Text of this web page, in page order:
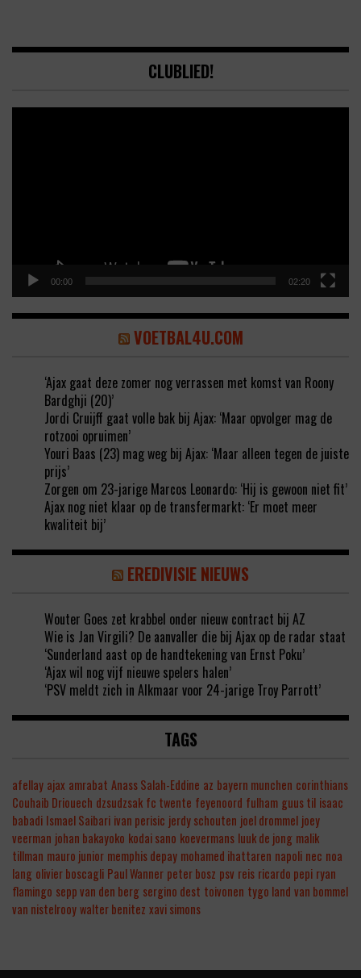
CLUBLIED!
00:00 02:20
VOETBAL4U.COM
‘Ajax gaat deze zomer nog verrassen met komst van Roony
Bardghji (20)’
Jordi Cruijff gaat volle bak bij Ajax: ‘Maar opvolger mag de
rotzooi opruimen’
Youri Baas (23) mag weg bij Ajax: ‘Maar alleen tegen de juiste
prijs’
Zorgen om 23-jarige Marcos Leonardo: ‘Hij is gewoon niet fit’
Ajax nog niet klaar op de transfermarkt: ‘Er moet meer
kwaliteit bij’
EREDIVISIE NIEUWS
Wouter Goes zet krabbel onder nieuw contract bij AZ
Wie is Jan Virgili? De aanvaller die bij Ajax op de radar staat
‘Sunderland aast op de handtekening van Ernst Poku’
‘Ajax wil nog vijf nieuwe spelers halen’
‘PSV meldt zich in Alkmaar voor 24-jarige Troy Parrott’
TAGS
afellay ajax amrabat Anass Salah-Eddine az bayern munchen corinthians
Couhaib Driouech dzsudzsak fc twente feyenoord fulham guus til isaac
babadi Ismael Saibari ivan perisic jerdy schouten joel drommel joey
veerman johan bakayoko kodai sano koevermans luuk de jong malik
tillman mauro junior memphis depay mohamed ihattaren napoli nec noa
lang olivier boscagli Paul Wanner peter bosz psv reis ricardo pepi ryan
flamingo sepp van den berg sergino dest toivonen tygo land van bommel
van nistelrooywalter benitez xavi simons